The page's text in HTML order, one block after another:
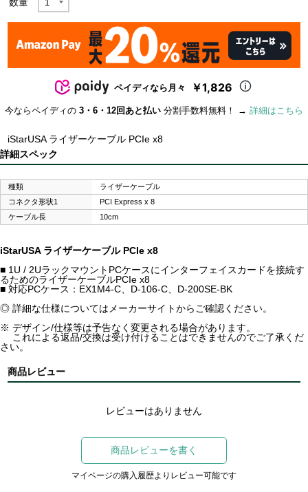
数量
ペイディなら月々 ￥1,826
今ならペイディの 3・6・12回あと払い 分割手数料無料！ → 詳細はこちら
iStarUSA ライザーケーブル PCIe x8
詳細スペック
種類
ライザーケーブル
コネクタ形状1
PCI Express x 8
ケーブル長
10cm
iStarUSA ライザーケーブル PCIe x8
■ 1U / 2UラックマウントPCケースにインターフェイスカードを接続す
るためのライザーケーブルPCIe x8
■ 対応PCケース：EX1M4-C、D-106-C、D-200SE-BK
◎ 詳細な仕様についてはメーカーサイトからご確認ください。
※ デザイン/仕様等は予告なく変更される場合があります。
これによる返品/交換は受け付けることはできませんのでご了承くだ
さい。
商品レビュー
レビューはありません
商品レビューを書く
マイページの購入履歴よりレビュー可能です